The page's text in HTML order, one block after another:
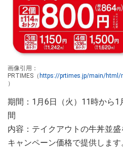
画像引用：
PRTIMES（ https://prtimes.jp/main/html/
）
期間：1月6日（火）11時から
間
内容：テイクアウトの牛丼並
キャンペーン価格で提供します